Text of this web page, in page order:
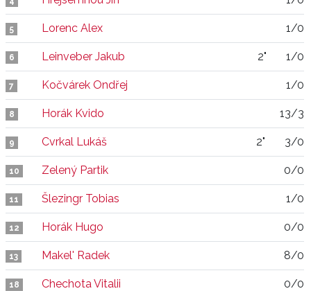
5 Lorenc Alex 1/0
6 Leinveber Jakub 2" 1/0
7 Kočvárek Ondřej 1/0
8 Horák Kvido 13/3
9 Cvrkal Lukáš 2" 3/0
10 Zelený Partik 0/0
11 Šlezingr Tobias 1/0
12 Horák Hugo 0/0
13 Makel' Radek 8/0
18 Chechota Vitalii 0/0